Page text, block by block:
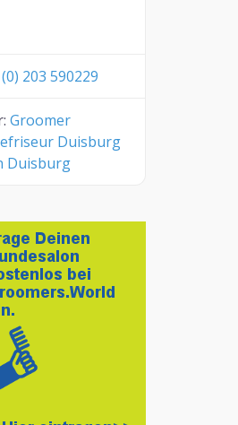
203 590229
Groomer
Duisburg
Duisburg